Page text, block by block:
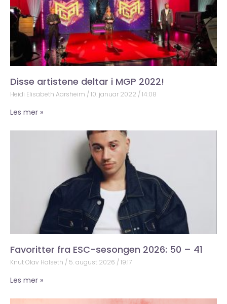
Disse artistene deltar i MGP 2022!
Heidi Elisabeth Aarsheim 10. januar 2022 14:08
Les mer »
Favoritter fra ESC-sesongen 2026: 50 – 41
Knut Olav Halseth 5. august 2026 19:17
Les mer »